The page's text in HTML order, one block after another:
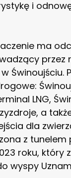
i
ma
przez
Świnoujściu.
LNG,
a
dla
z tunelem
roku, który
wyspy